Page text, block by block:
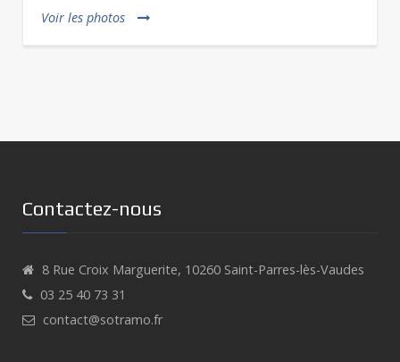
Bureaux logistique
Voir les photos
Contactez-nous
8 Rue Croix Marguerite, 10260 Saint-Parres-lès-Vaudes
03 25 40 73 31
contact@sotramo.fr